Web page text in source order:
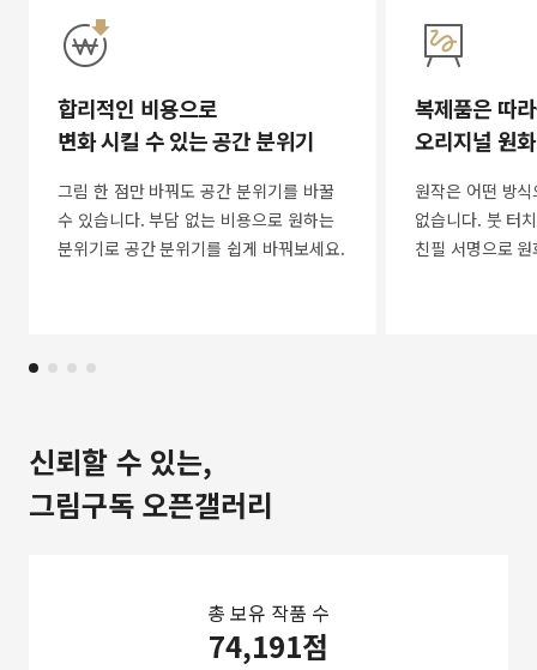
합리적인 비용으로
변화 시킬 수 있는 공간 분위기
그림 한 점만 바꿔도 공간 분위기를 바꿀
수 있습니다. 부담 없는 비용으로 원하는
분위기로 공간 분위기를 쉽게 바꿔보세요.
복제품은 따
오리지널 원
원작은 어떤 방
없습니다. 붓 터
친필 서명으로
신뢰할 수 있는,
그림구독 오픈갤러리
총 보유 작품 수
74,191점